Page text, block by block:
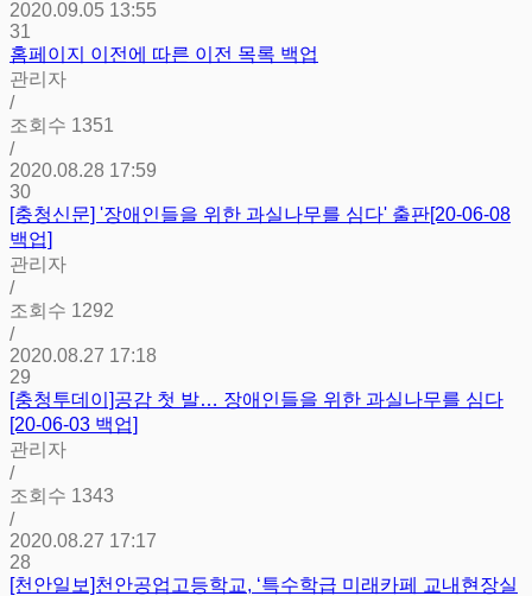
2020.09.05 13:55
31
홈페이지 이전에 따른 이전 목록 백업
관리자
/
조회수 1351
/
2020.08.28 17:59
30
[충청신문] '장애인들을 위한 과실나무를 심다' 출판[20-06-08
백업]
관리자
/
조회수 1292
/
2020.08.27 17:18
29
[충청투데이]공감 첫 발… 장애인들을 위한 과실나무를 심다
[20-06-03 백업]
관리자
/
조회수 1343
/
2020.08.27 17:17
28
[천안일보]천안공업고등학교, ‘특수학급 미래카페 교내현장실